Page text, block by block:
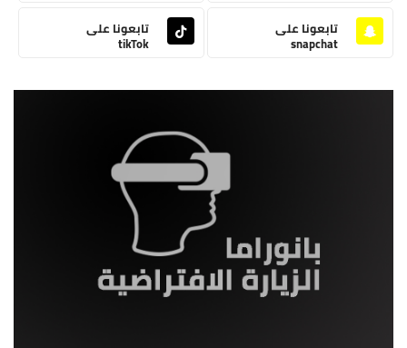
تابعونا على
snapchat
تابعونا على
tikTok